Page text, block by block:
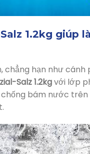
1.2kg
hạn như
Salz 1.2kgvới lớp
bám nước